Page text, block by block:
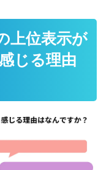
位表示が
じる理由